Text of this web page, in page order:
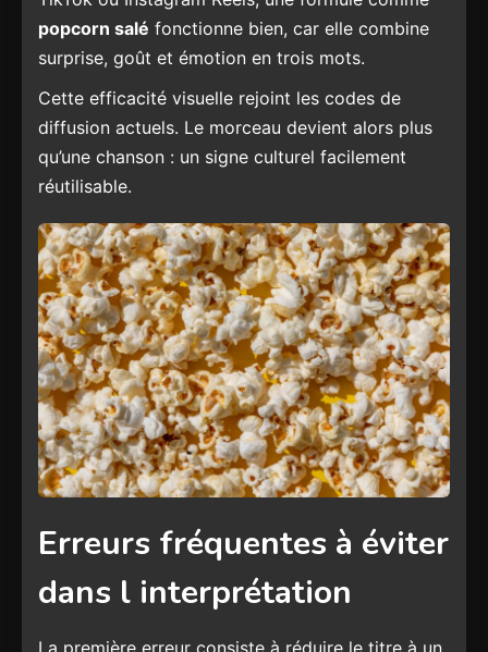
popcorn salé fonctionne bien, car elle combine
surprise, goût et émotion en trois mots.
Cette efficacité visuelle rejoint les codes de
diffusion actuels. Le morceau devient alors plus
qu’une chanson : un signe culturel facilement
réutilisable.
Erreurs fréquentes à éviter
dans l interprétation